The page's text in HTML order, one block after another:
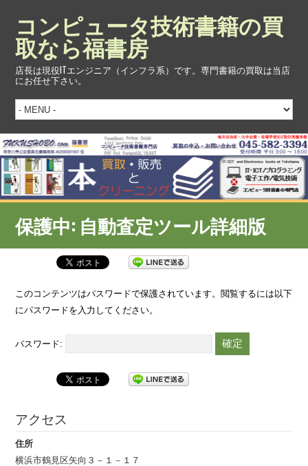
コンピュータ技術書籍の買
取なら福書房
店長は現役ITエンジニア（インフラ系）です。専門書籍の買取は当店
にお任せ下さい。
保護中: 自動査定ツール詳細版
このコンテンツはパスワードで保護されています。閲覧するには以下
にパスワードを入力してください。
パスワード:
アクセス
住所
横浜市鶴見区矢向３－１－１７